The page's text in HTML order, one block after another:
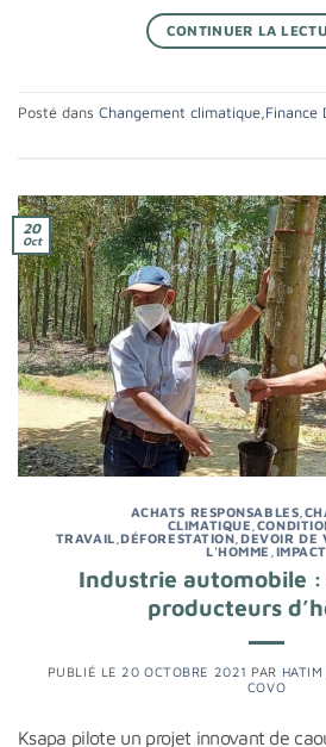
CONTINUER LA
Posté dans Changement climatique Finance
20
Oct
ACHATS RESPONSABLES
CLIMATIQUE
TRAVAIL ,DÉFORESTATION ,DEVOIR DE
L'HOMME IMPACT
Industrie automobile
producteurs
PUBLIÉ LE 20 OCTOBRE 2021 PAR HATIM
COVO
Ksapa pilote un projet innovant de